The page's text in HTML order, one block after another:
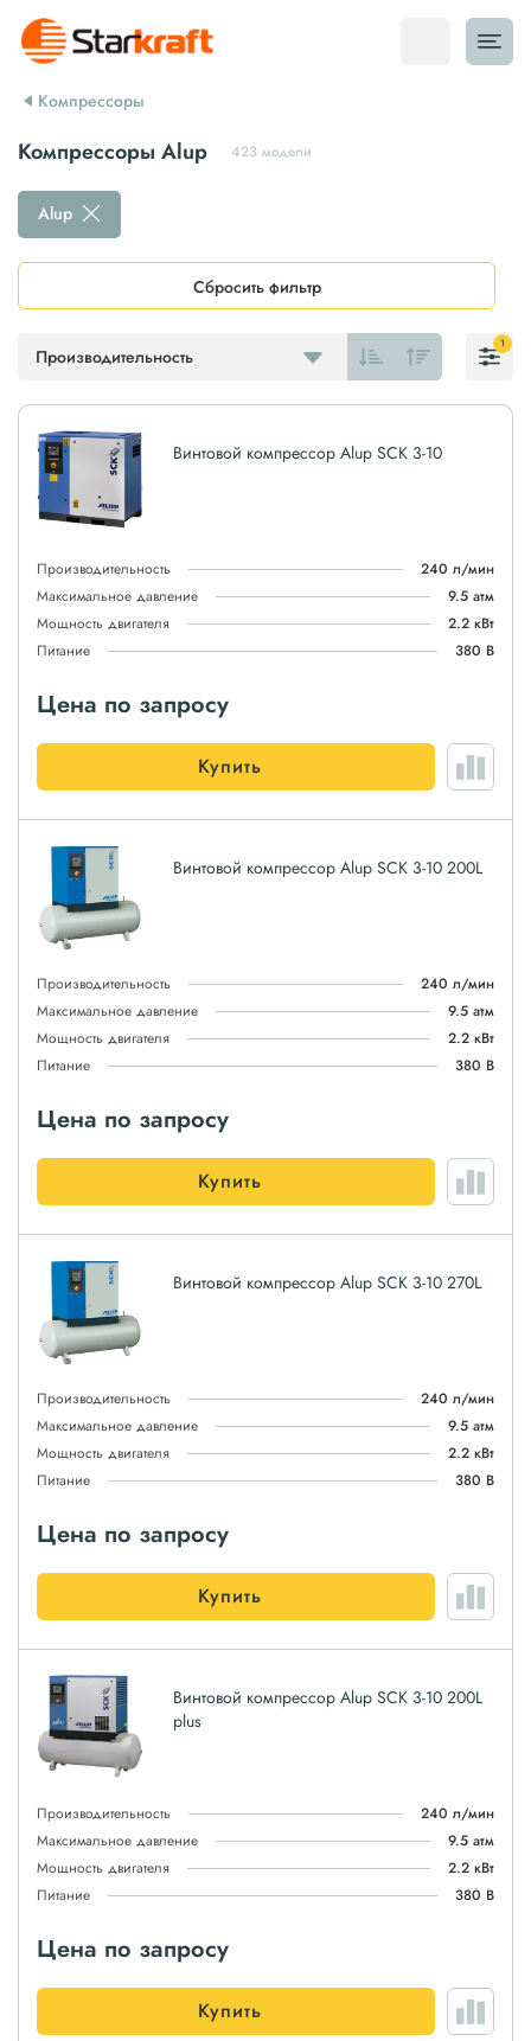
Компрессоры
Компрессоры Alup 423 модели
Производительность
Alup
Сбросить фильтр
1
Винтовой компрессор Alup SCK 3-10
Производительность
240 л/мин
Максимальное давление
9.5 атм
Мощность двигателя
2.2 кВт
Питание
380 В
Цена по запросу
Купить
Винтовой компрессор Alup SCK 3-10 200L
Производительность
240 л/мин
Максимальное давление
9.5 атм
Мощность двигателя
2.2 кВт
Питание
380 В
Цена по запросу
Купить
Винтовой компрессор Alup SCK 3-10 270L
Производительность
240 л/мин
Максимальное давление
9.5 атм
Мощность двигателя
2.2 кВт
Питание
380 В
Цена по запросу
Купить
Винтовой компрессор Alup SCK 3-10 200L
plus
Производительность
240 л/мин
Максимальное давление
9.5 атм
Мощность двигателя
2.2 кВт
Питание
380 В
Цена по запросу
Купить